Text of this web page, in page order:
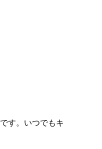
す。いつでもキ